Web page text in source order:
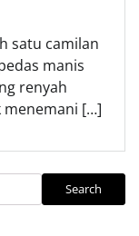
satu camilan
manis
renyah
menemani […]
Search